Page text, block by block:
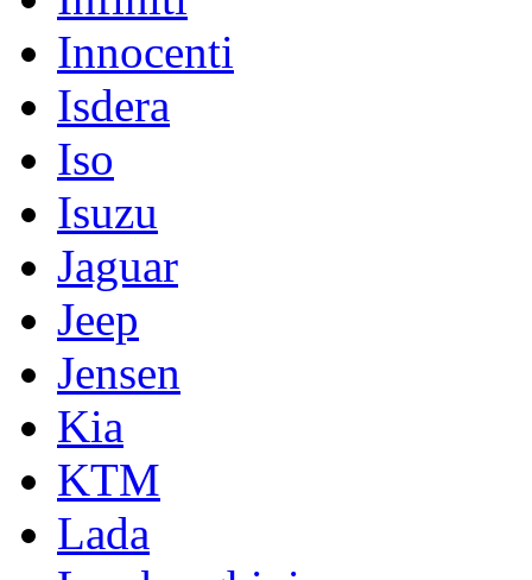
Innocenti
Isdera
Iso
Isuzu
Jaguar
Jeep
Jensen
Kia
KTM
Lada